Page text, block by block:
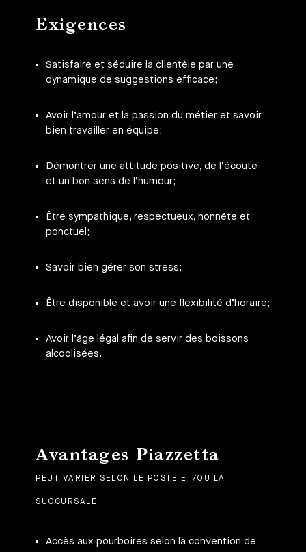
Exigences
Satisfaire et séduire la clientèle par une
dynamique de suggestions efficace;
Avoir l’amour et la passion du métier et savoir
bien travailler en équipe;
Démontrer une attitude positive, de l’écoute
et un bon sens de l’humour;
Être sympathique, respectueux, honnête et
ponctuel;
Savoir bien gérer son stress;
Être disponible et avoir une flexibilité d’horaire;
Avoir l’âge légal afin de servir des boissons
alcoolisées.
Avantages Piazzetta
PEUT VARIER SELON LE POSTE ET/OU LA
SUCCURSALE
Accès aux pourboires selon la convention de